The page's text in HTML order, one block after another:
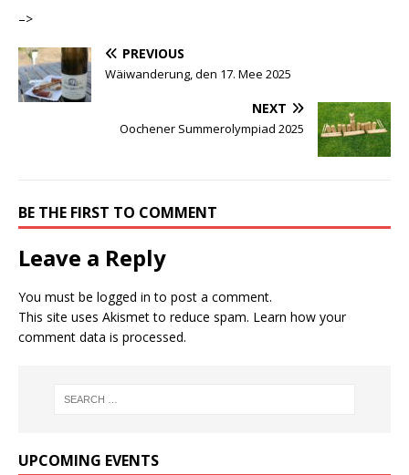
–>
PREVIOUS
Wäiwanderung, den 17. Mee 2025
NEXT
Oochener Summerolympiad 2025
BE THE FIRST TO COMMENT
Leave a Reply
You must be logged in to post a comment.
This site uses Akismet to reduce spam. Learn how your
comment data is processed.
UPCOMING EVENTS